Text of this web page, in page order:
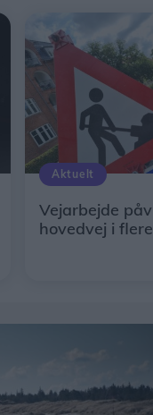
Aktuelt
Vejarbejde
hovedvej i